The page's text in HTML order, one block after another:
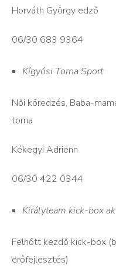
Horváth György edző
06/30 683 9364
Kígyósi Torna Sport
Női köredzés, Baba-
torna
Kékegyi Adrienn
06/30 422 0344
Királyteam kick-box
Felnőtt kezdő kick-box
erőfejlesztés)